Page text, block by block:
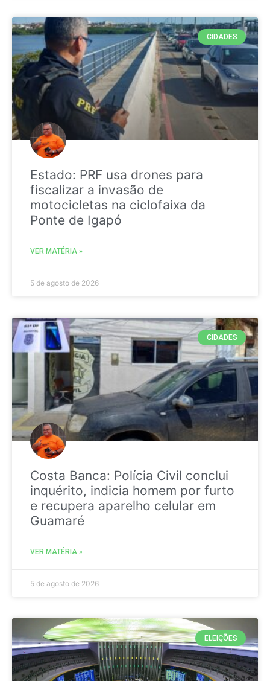
CIDADES
Estado: PRF usa drones para
fiscalizar a invasão de
motocicletas na ciclofaixa da
Ponte de Igapó
VER MATÉRIA »
5 de agosto de 2026
CIDADES
Costa Banca: Polícia Civil conclui
inquérito, indicia homem por furto
e recupera aparelho celular em
Guamaré
VER MATÉRIA »
5 de agosto de 2026
ELEIÇÕES